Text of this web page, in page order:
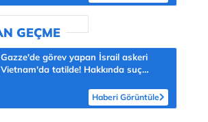
Gazze'de görev yapan İsrail askeri
Vietnam'da tatilde! Hakkında suç
Haberi Görüntüle